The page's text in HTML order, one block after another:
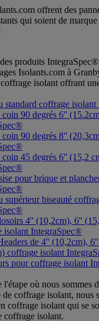
standard coffrage
90 degrés 6''
90 degrés 8''
45 degrés 6'' (15,2
pour brique et
supérieur biseauté
4'' (10,2cm), 6''
isolant IntegraSpec®
de 4'' (10,2cm),
coffrage isolant
pour coffrage isolant